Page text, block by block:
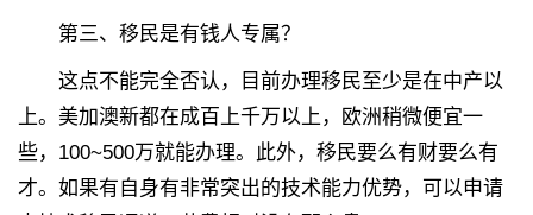
第三、移民是有钱人专属？
这点不能完全否认，目前办理移民至少是在中产以
上。美加澳新都在成百上千万以上，欧洲稍微便宜一
些，100~500万就能办理。此外，移民要么有财要么有
才。如果有自身有非常突出的技术能力优势，可以申请